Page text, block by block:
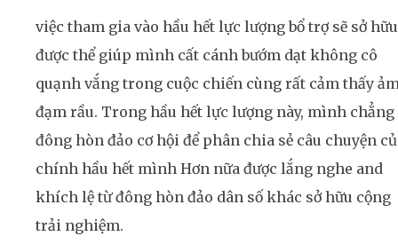
việc tham gia vào hầu hết lực lượng bổ trợ sẽ sở hữu
được thể giúp mình cất cánh bướm dạt không cô
quạnh vắng trong cuộc chiến cùng rất cảm thấy
đạm rầu. Trong hầu hết lực lượng này, mình chẳng
đông hòn đảo cơ hội để phân chia sẻ câu chuyện
chính hầu hết mình Hơn nữa được lắng nghe and
khích lệ từ đông hòn đảo dân số khác sở hữu cộng
trải nghiệm.